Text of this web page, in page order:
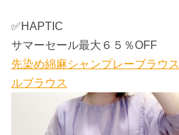
✅HAPTIC
サマーセール最大６５％OFF
先染め綿麻シャンプレーブラウス
ルブラウス